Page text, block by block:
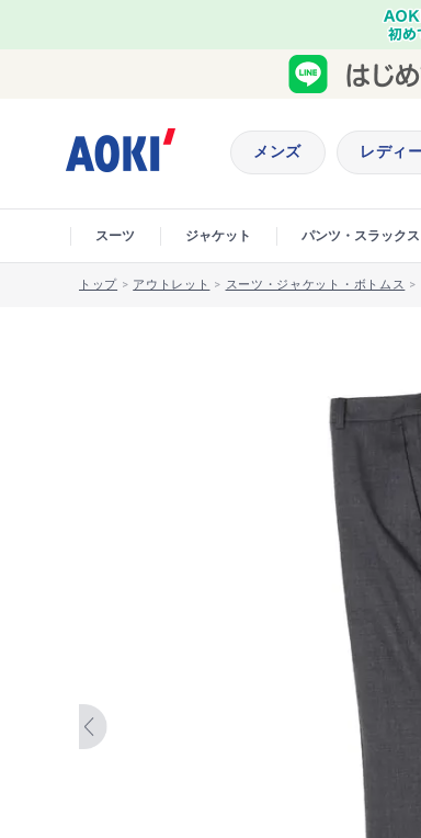
メンズ レディ
スーツ ジャケット パンツ・スラックス
トップ > アウトレット > スーツ・ジャケット・ボトムス >